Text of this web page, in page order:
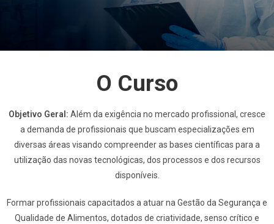
O Curso
Objetivo Geral: Além da exigência no mercado profissional, cresce
a demanda de profissionais que buscam especializações em
diversas áreas visando compreender as bases científicas para a
utilização das novas tecnológicas, dos processos e dos recursos
disponíveis.
Formar profissionais capacitados a atuar na Gestão da Segurança e
Qualidade de Alimentos, dotados de criatividade, senso crítico e